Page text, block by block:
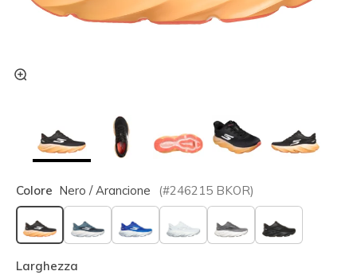
Colore Nero / Arancione (#246215 BKOR)
selezionato
Larghezza